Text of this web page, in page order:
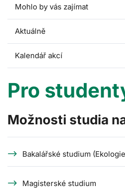
Mohlo by vás zajímat
Aktuálně
Kalendář akcí
Pro
Možnosti studia
Bakalářské studium
Magisterské studium